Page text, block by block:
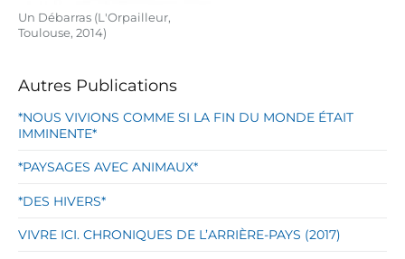
Un Débarras (L'Orpailleur,
Toulouse, 2014)
Autres Publications
*NOUS VIVIONS COMME SI LA FIN DU MONDE ÉTAIT
IMMINENTE*
*PAYSAGES AVEC ANIMAUX*
*DES HIVERS*
VIVRE ICI. CHRONIQUES DE L’ARRIÈRE-PAYS (2017)